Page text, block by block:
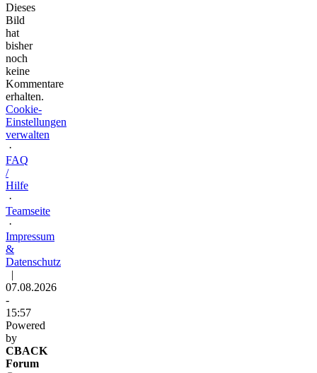
Dieses
Bild
hat
bisher
noch
keine
Kommentare
erhalten.
Cookie-
Einstellungen
verwalten
·
FAQ
/
Hilfe
·
Teamseite
·
Impressum
&
Datenschutz
|
07.08.2026
-
15:57
Powered
by
CBACK
Forum